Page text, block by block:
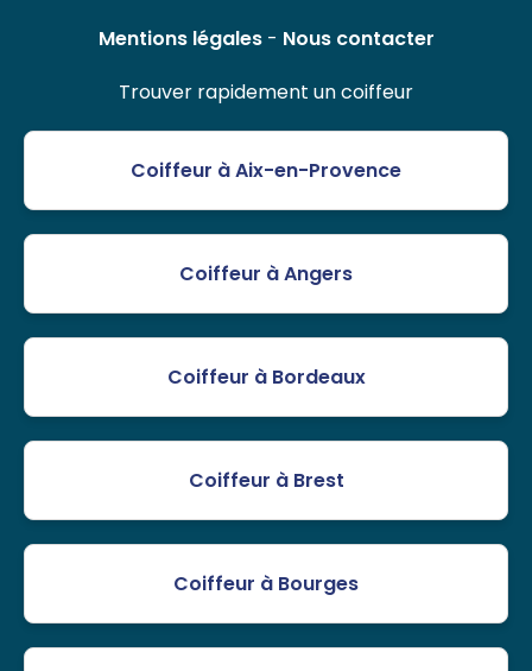
Mentions légales- Nous contacter
Trouver rapidement un coiffeur
Coiffeur à Aix-en-Provence
Coiffeur à Angers
Coiffeur à Bordeaux
Coiffeur à Brest
Coiffeur à Bourges